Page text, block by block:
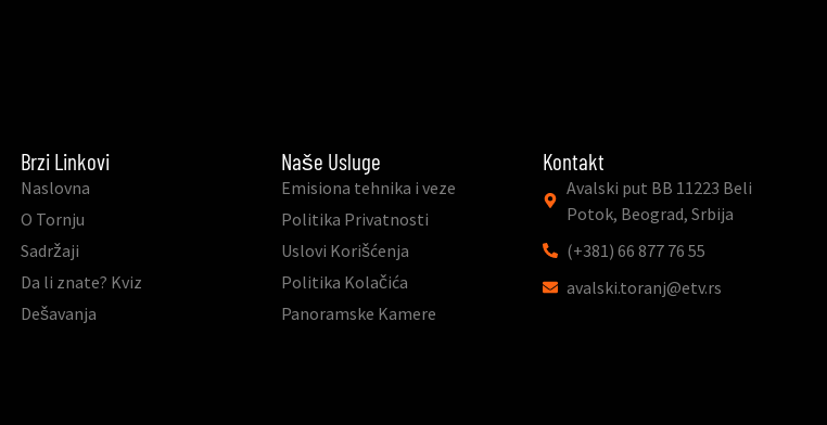
Brzi Linkovi
Naslovna
O Tornju
Sadržaji
Da li znate? Kviz
Dešavanja
Naše Usluge
Emisiona tehnika i veze
Politika Privatnosti
Uslovi Korišćenja
Politika Kolačića
Panoramske Kamere
Kontakt
Avalski put BB 11223 Beli
Potok, Beograd, Srbija
(+381) 66 877 76 55
avalski.toranj@etv.rs